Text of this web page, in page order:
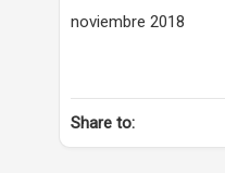
noviembre 2018
Share to: